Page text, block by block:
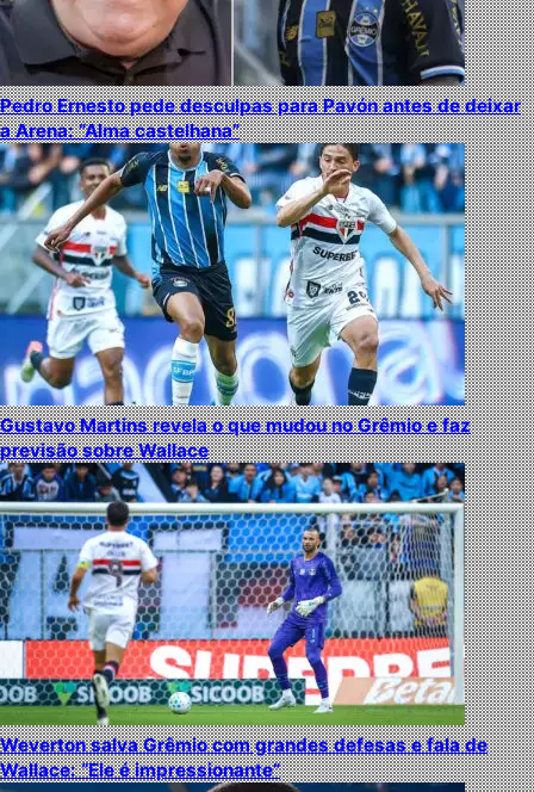
Pedro Ernesto pede desculpas para Pavón antes de deixar
a Arena: “Alma castelhana”
Gustavo Martins revela o que mudou no Grêmio e faz
previsão sobre Wallace
Weverton salva Grêmio com grandes defesas e fala de
Wallace: “Ele é impressionante”